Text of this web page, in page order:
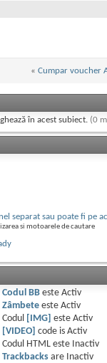
« Cumpar voucher
în acest subiect. (0
separat sau poate fi pe
si motoarele de cautare
Codul BBeste Activ
Zâmbeteeste Activ
Codul
[IMG] este Activ
[VIDEO]
code is Activ
Codul HTML este
Inactiv
Trackbacksare
Inactiv